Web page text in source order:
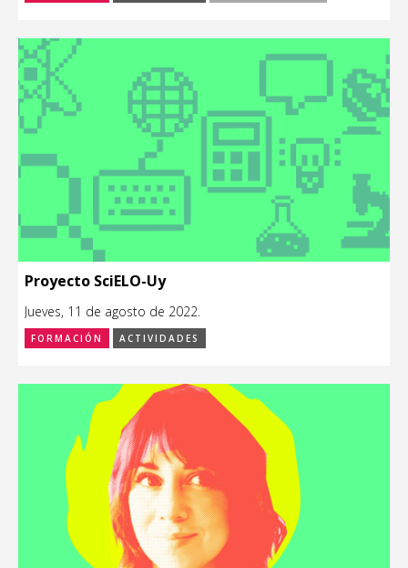
Proyecto SciELO-Uy
Jueves, 11 de agosto de 2022.
FORMACIÓN ACTIVIDADES